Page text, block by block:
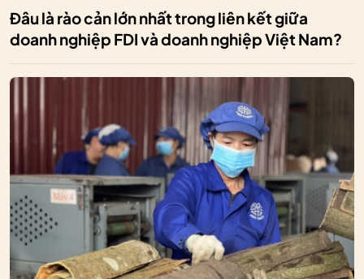
Đâu là rào cản lớn nhất trong liên kết giữa
doanh nghiệp FDI và doanh nghiệp Việt Nam?